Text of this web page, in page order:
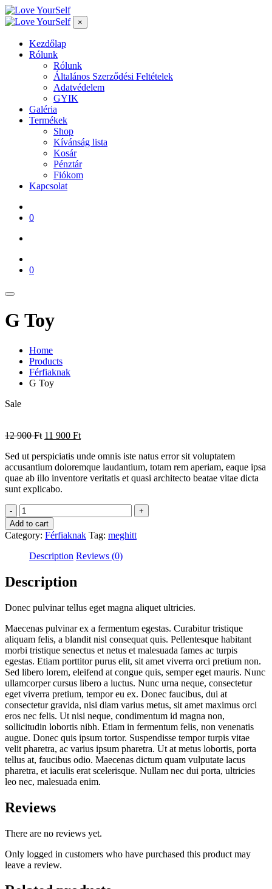
×
Kezdőlap
Rólunk
Rólunk
Általános Szerződési Feltételek
Adatvédelem
GYIK
Galéria
Termékek
Shop
Kívánság lista
Kosár
Pénztár
Fiókom
Kapcsolat
0
0
G Toy
Home
Products
Férfiaknak
G Toy
Sale
12 900Ft 11 900 Ft
Sed ut perspiciatis unde omnis iste natus error sit voluptatem
accusantium doloremque laudantium, totam rem aperiam, eaque ipsa
quae ab illo inventore veritatis et quasi architecto beatae vitae dicta
sunt explicabo.
-
G
Toy
quantity
+
Add to cart
Category: Férfiaknak Tag: meghitt
Description Reviews (0)
Description
Donec pulvinar tellus eget magna aliquet ultricies.
Maecenas pulvinar ex a fermentum egestas. Curabitur tristique
aliquam felis, a blandit nisl consequat quis. Pellentesque habitant
morbi tristique senectus et netus et malesuada fames ac turpis
egestas. Etiam porttitor purus elit, sit amet viverra orci pretium non.
Sed libero lorem, eleifend at congue quis, semper eget mauris. Nunc
ullamcorper cursus libero a luctus. Nunc urna neque, consectetur
eget viverra pretium, tempor eu ex. Donec faucibus, dui at
consectetur gravida, nisi diam varius metus, sit amet maximus orci
eros nec felis. Ut nisi neque, condimentum id magna non,
sollicitudin lobortis nibh. Etiam in fermentum felis, non venenatis
augue. Donec quis ipsum tortor. Suspendisse tempor turpis vitae
velit pharetra, ac varius ipsum pharetra. Ut at metus lobortis, porta
tellus at, faucibus odio. Maecenas dictum quam vulputate lacus
pharetra, et iaculis erat scelerisque. Nullam nec dui porta, ultricies
leo nec, malesuada enim.
Reviews
There are no reviews yet.
Only logged in customers who have purchased this product may
leave a review.